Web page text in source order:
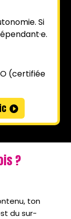
Si
(certifiée
?
ton
du sur-